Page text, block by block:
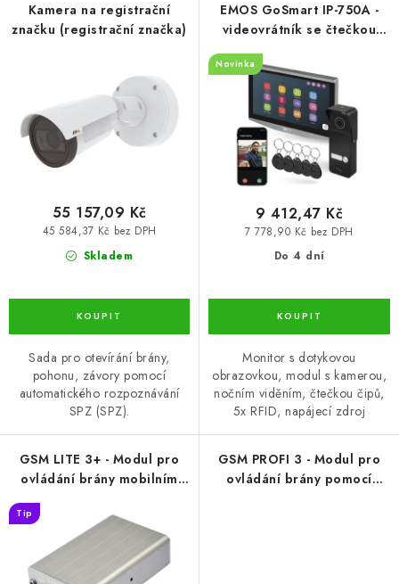
r
p
u
Kamera na registrační
značku (registrační značka)
Skladem
45 584,37 Kč bez DPH
55 157,09 Kč
Sada pro otevírání brány,
pohonu, závory pomocí
automatického rozpoznávání
SPZ (SPZ).
EMOS GoSmart IP-750A -
videovrátník se čtečkou
RFID čipů a WiFi
Novinka
Do 4 dní
7 778,90 Kč bez DPH
9 412,47 Kč
Monitor s dotykovou
obrazovkou, modul s kamerou,
nočním viděním, čtečkou čipů,
5x RFID, napájecí zdroj
GSM LITE 3+ - Modul pro
ovládání brány mobilním
telefonem, 1 výstup, 2
vstupy
Tip
GSM PROFI 3 - Modul pro
ovládání brány pomocí